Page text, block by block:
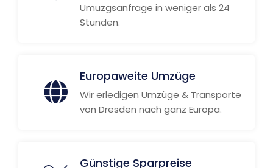
Umuzgsanfrage in weniger als 24
Stunden.
Europaweite Umzüge
Wir erledigen Umzüge & Transporte
von Dresden nach ganz Europa.
Günstige Sparpreise